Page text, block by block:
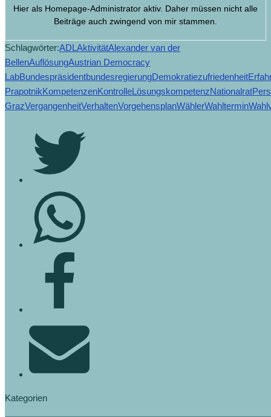
Hier als Homepage-Administrator aktiv. Daher müssen nicht alle
Beiträge auch zwingend von mir stammen.
Schlagwörter:ADL AktivitätAlexander van der
BellenAuflösungAustrian Democracy
LabBundespräsidentbundesregierungDemokratiezufriedenheit
PrapotnikKompetenzenKontrolleLösungskompetenzNationalrat
GrazVergangenheitVerhaltenVorgehensplanWählerWahltermin
Kategorien